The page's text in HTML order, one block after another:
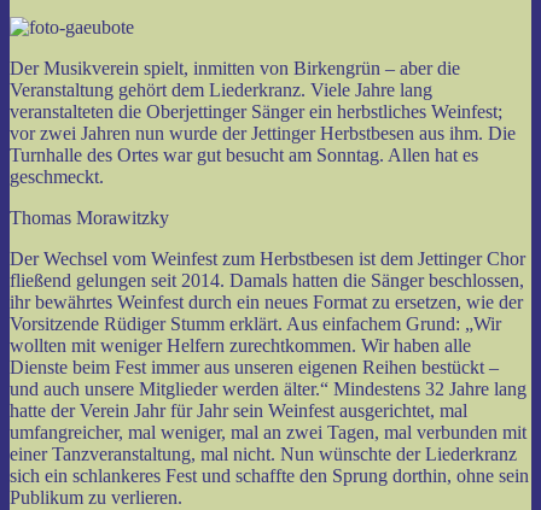
Der Musikverein spielt, inmitten von Birkengrün – aber die
Veranstaltung gehört dem Liederkranz. Viele Jahre lang
veranstalteten die Oberjettinger Sänger ein herbstliches Weinfest;
vor zwei Jahren nun wurde der Jettinger Herbstbesen aus ihm. Die
Turnhalle des Ortes war gut besucht am Sonntag. Allen hat es
geschmeckt.
Thomas Morawitzky
Der Wechsel vom Weinfest zum Herbstbesen ist dem Jettinger Chor
fließend gelungen seit 2014. Damals hatten die Sänger beschlossen,
ihr bewährtes Weinfest durch ein neues Format zu ersetzen, wie der
Vorsitzende Rüdiger Stumm erklärt. Aus einfachem Grund: „Wir
wollten mit weniger Helfern zurechtkommen. Wir haben alle
Dienste beim Fest immer aus unseren eigenen Reihen bestückt –
und auch unsere Mitglieder werden älter.“ Mindestens 32 Jahre lang
hatte der Verein Jahr für Jahr sein Weinfest ausgerichtet, mal
umfangreicher, mal weniger, mal an zwei Tagen, mal verbunden mit
einer Tanzveranstaltung, mal nicht. Nun wünschte der Liederkranz
sich ein schlankeres Fest und schaffte den Sprung dorthin, ohne sein
Publikum zu verlieren.